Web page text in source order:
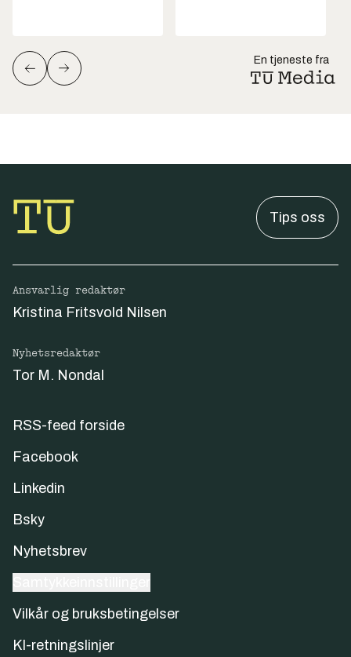
En tjeneste fra
Tips oss
Ansvarlig redaktør
Kristina Fritsvold Nilsen
Nyhetsredaktør
Tor M. Nondal
RSS-feed forside
Facebook
Linkedin
Bsky
Nyhetsbrev
Vilkår og bruksbetingelser
KI-retningslinjer